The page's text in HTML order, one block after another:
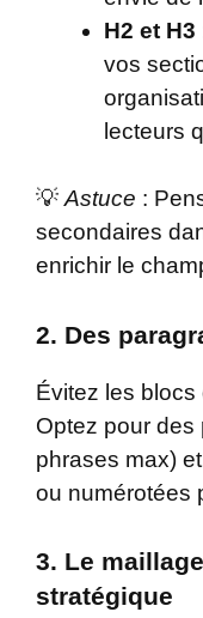
H2 et H3
vos
lecteurs
💡 Astuce :
secondaires
enrichir le
2. Des
Évitez les blocs
Optez pour des
phrases max)
ou numérotées
3. Le
stratégique